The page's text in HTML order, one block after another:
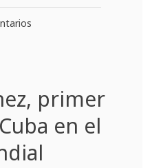
primer
en el